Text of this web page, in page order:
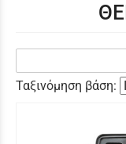
Ταξινόμηση βάση: